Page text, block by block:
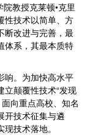
教授克莱顿•克里
性技术以简单、方
断改进与完善，最
体系，其最本质特
。为加快高水平
立颠覆性技术“发现
向重点高校、知名
开技术征集与遴
技术落地。